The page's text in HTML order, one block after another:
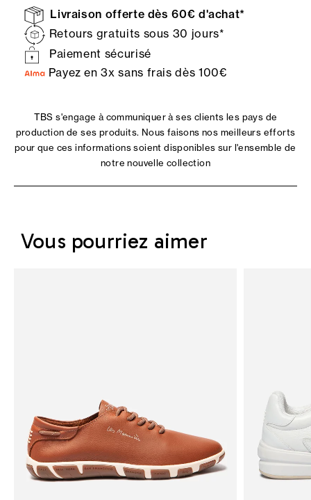
Livraison offerte dès 60€ d'achat*
Retours gratuits sous 30 jours*
Paiement sécurisé
Payez en 3x sans frais dès 100€
TBS s'engage à communiquer à ses clients les pays de
production de ses produits. Nous faisons nos meilleurs efforts
pour que ces informations soient disponibles sur l'ensemble de
notre nouvelle collection
Vous pourriez aimer